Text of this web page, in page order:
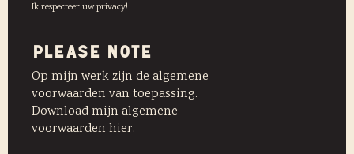
Ik respecteer uw privacy!
PLEASE NOTE
Op mijn werk zijn de algemene
voorwaarden van toepassing.
Download mijn algemene
voorwaarden hier.